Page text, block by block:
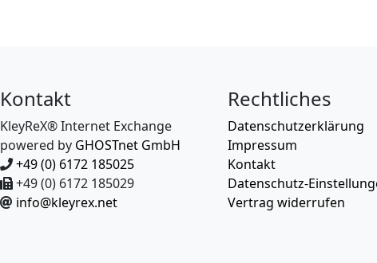
Kontakt
KleyReX® Internet Exchange
powered by GHOSTnet GmbH
+49 (0) 6172 185025
+49 (0) 6172 185029
info@kleyrex.net
Rechtliches
Datenschutzerklärung
Impressum
Kontakt
Datenschutz-
Vertrag widerrufen